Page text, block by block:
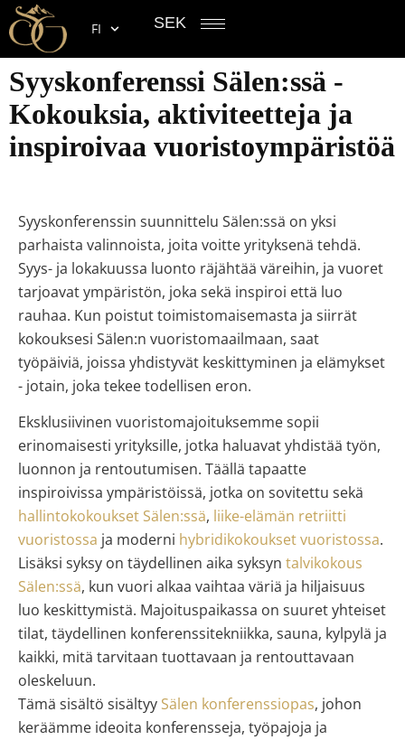
FI SEK
Syyskonferenssi Sälen:ssä -
Kokouksia, aktiviteetteja ja
inspiroivaa vuoristoympäristöä
Syyskonferenssin suunnittelu Sälen:ssä on yksi
parhaista valinnoista, joita voitte yrityksenä tehdä.
Syys- ja lokakuussa luonto räjähtää väreihin, ja vuoret
tarjoavat ympäristön, joka sekä inspiroi että luo
rauhaa. Kun poistut toimistomaisemasta ja siirrät
kokouksesi Sälen:n vuoristomaailmaan, saat
työpäiviä, joissa yhdistyvät keskittyminen ja elämykset
- jotain, joka tekee todellisen eron.
Eksklusiivinen vuoristomajoituksemme sopii
erinomaisesti yrityksille, jotka haluavat yhdistää työn,
luonnon ja rentoutumisen. Täällä tapaatte
inspiroivissa ympäristöissä, jotka on sovitettu sekä
hallintokokoukset Sälen:ssä, liike-elämän retriitti
vuoristossa ja moderni hybridikokoukset vuoristossa.
Lisäksi syksy on täydellinen aika syksyn talvikokous
Sälen:ssä, kun vuori alkaa vaihtaa väriä ja hiljaisuus
luo keskittymistä. Majoituspaikassa on suuret yhteiset
tilat, täydellinen konferenssitekniikka, sauna, kylpylä ja
kaikki, mitä tarvitaan tuottavaan ja rentouttavaan
oleskeluun.
Tämä sisältö sisältyy Sälen konferenssiopas, johon
keräämme ideoita konferensseja, työpajoja ja